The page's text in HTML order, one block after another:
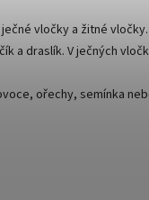
vločky a žitné vločky.
a draslík. V ječných
ořechy, semínka